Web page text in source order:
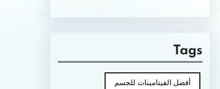
Tags
أفضل الفيتامينات للجسم